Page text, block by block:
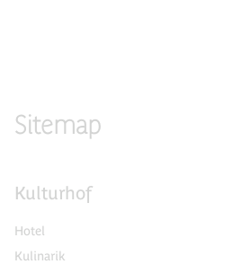
Sitemap
Kulturhof
Hotel
Kulinarik